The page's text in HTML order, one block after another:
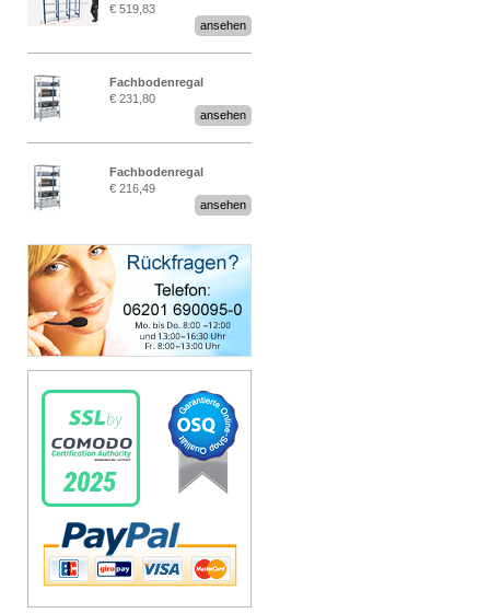
Stecksystem MultiPlus
2,25 Meter breit
€ 519,83
ansehen
Fachbodenregal
Stecksystem MultiPlus
€ 231,80
ansehen
Fachbodenregal
Stecksystem MultiPlus
€ 216,49
ansehen